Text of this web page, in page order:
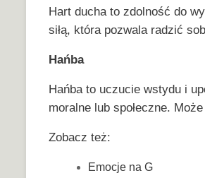
Hart ducha to zdolność do
siłą, która pozwala radzić
Hańba
Hańba to uczucie wstydu i
moralne lub społeczne.
Zobacz też:
Emocje na G